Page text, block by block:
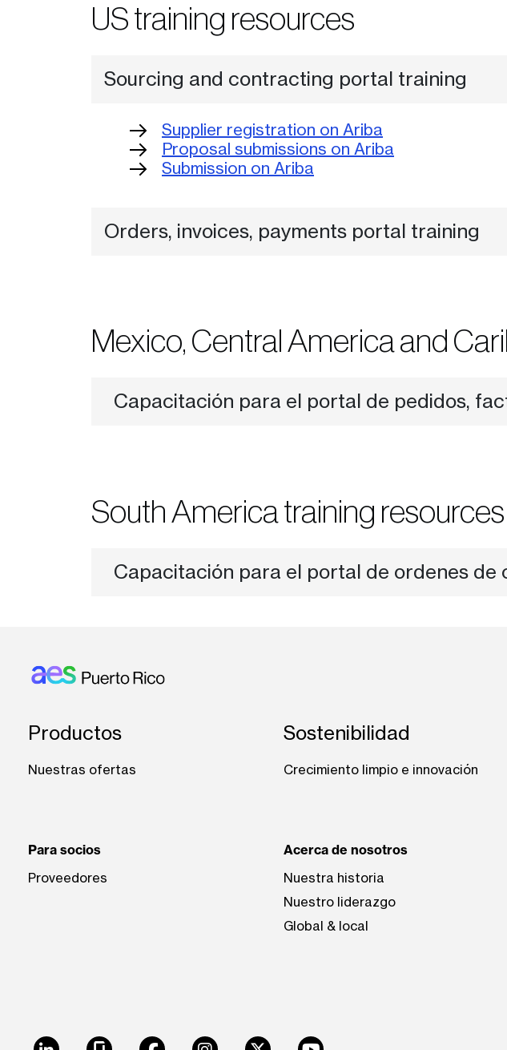
US training resources
Sourcing and contracting portal training
Supplier registration on Ariba
Proposal submissions on Ariba
Submission on Ariba
Orders, invoices, payments portal training
Mexico, Central America and
Capacitación para el portal de pedidos,
South America training resources
Capacitación para el portal de ordenes de
Productos
Nuestras ofertas
Sostenibilidad
Crecimiento limpio e innovación
Para socios
Proveedores
Acerca de nosotros
Nuestra historia
Nuestro liderazgo
Global & local